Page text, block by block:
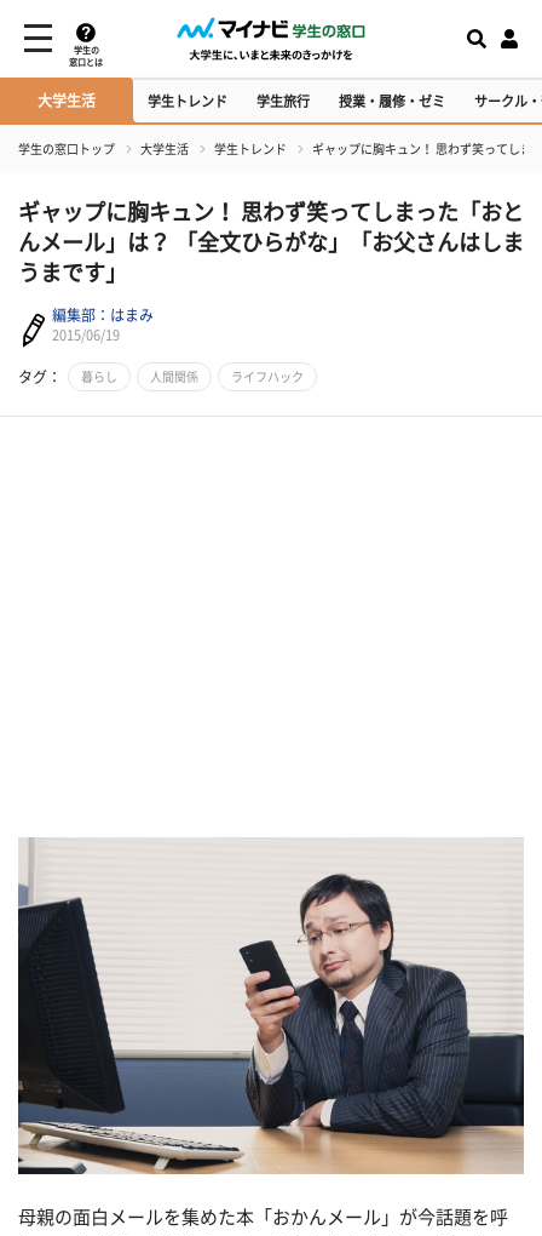
学生の
窓口とは
大学生活 学生トレンド 学生旅行 授業・履修・ゼミ サークル
学生の窓口トップ 大学生活 学生トレンド ギャップに胸キュン！ 思わず笑ってしま
​ギャップに胸キュン！ 思わず笑ってしまった「おと
んメール」は？ 「全文ひらがな」「お父さんはしま
うまです」
編集部：はまみ
2015/06/19
タグ： 暮らし 人間関係 ライフハック
母親の面白メールを集めた本「おかんメール」が今話題を呼